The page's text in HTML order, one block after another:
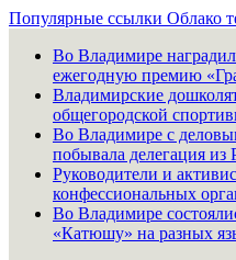
Популярные ссылки Облако
Во Владимире
ежегодную премию
Владимирские
общегородской
Во Владимире с
побывала делегация из
Руководители и
конфессиональных
Во Владимире
«Катюшу» на разных